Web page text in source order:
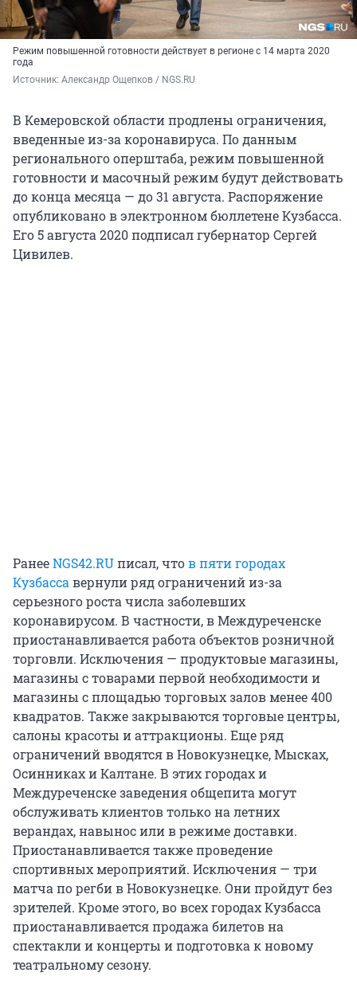
Режим повышенной готовности действует в регионе с 14 марта 2020
года
Источник: Александр Ощепков / NGS.RU
В Кемеровской области продлены ограничения,
введенные из-за коронавируса. По данным
регионального оперштаба, режим повышенной
готовности и масочный режим будут действовать
до конца месяца — до 31 августа. Распоряжение
опубликовано в электронном бюллетене Кузбасса.
Его 5 августа 2020 подписал губернатор Сергей
Цивилев.
РанееNGS42.RUписал, чтов пяти городах
Кузбассавернули ряд ограничений из-за
серьезного роста числа заболевших
коронавирусом. В частности, в Междуреченске
приостанавливается работа объектов розничной
торговли. Исключения — продуктовые магазины,
магазины с товарами первой необходимости и
магазины с площадью торговых залов менее 400
квадратов. Также закрываются торговые центры,
салоны красоты и аттракционы. Еще ряд
ограничений вводятся в Новокузнецке, Мысках,
Осинниках и Калтане. В этих городах и
Междуреченске заведения общепита могут
обслуживать клиентов только на летних
верандах, навынос или в режиме доставки.
Приостанавливается также проведение
спортивных мероприятий. Исключения — три
матча по регби в Новокузнецке. Они пройдут без
зрителей. Кроме этого, во всех городах Кузбасса
приостанавливается продажа билетов на
спектакли и концерты и подготовка к новому
театральному сезону.